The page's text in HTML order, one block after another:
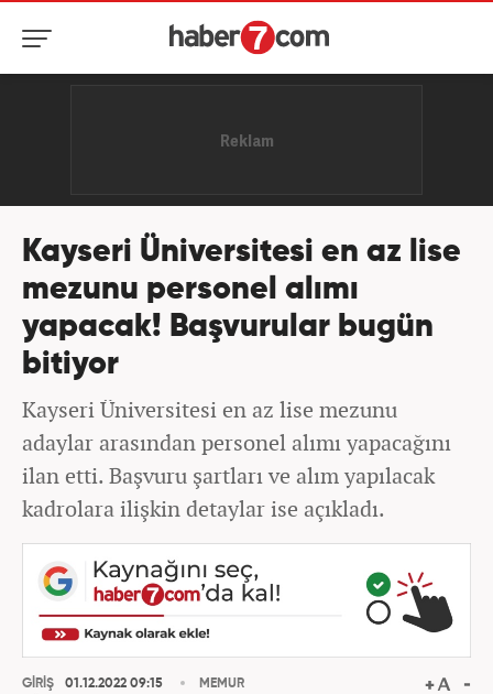
Kayseri Üniversitesi en az lise
mezunu personel alımı
yapacak! Başvurular bugün
bitiyor
Kayseri Üniversitesi en az lise mezunu
adaylar arasından personel alımı yapacağını
ilan etti. Başvuru şartları ve alım yapılacak
kadrolara ilişkin detaylar ise açıkladı.
GİRİŞ
01.12.2022 09:15
MEMUR